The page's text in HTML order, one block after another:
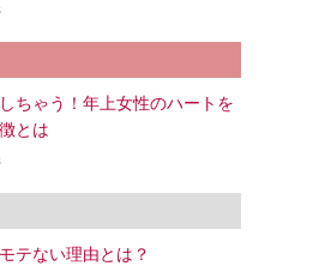
ちゃう！年上女性のハートを
とは
テない理由とは？